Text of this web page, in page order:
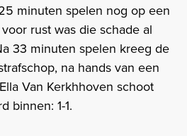
minuten spelen nog op een
rust was die schade al
33 minuten spelen kreeg de
na hands van een
Van Kerkhhoven schoot
binnen: 1-1.